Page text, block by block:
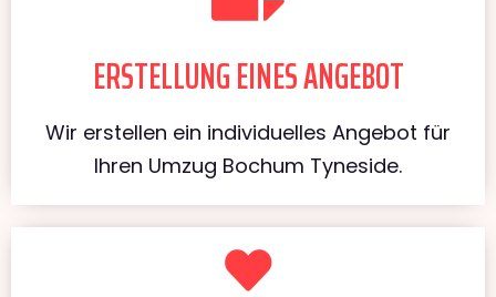
ERSTELLUNG EINES ANGEBOT
Wir erstellen ein individuelles Angebot für
Ihren Umzug Bochum Tyneside.